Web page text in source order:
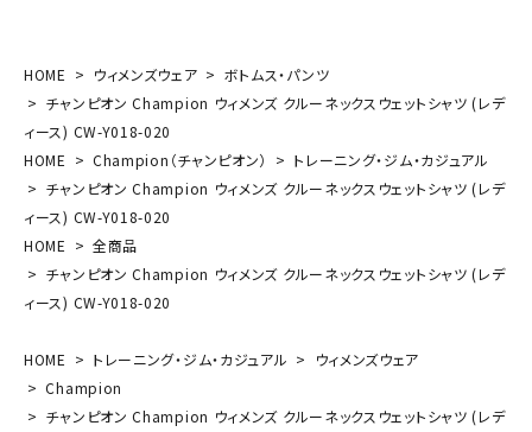
HOME ウィメンズウェア
ボトムス・パンツ
チャンピオン Champion ウィメンズ クルーネックスウェットシャツ (レデ
ィース) CW-Y018-020
HOME
Champion（チャンピオン）
トレーニング・ジム・カジュアル
チャンピオン Champion ウィメンズ クルーネックスウェットシャツ (レデ
ィース) CW-Y018-020
HOME
全商品
チャンピオン Champion ウィメンズ クルーネックスウェットシャツ (レデ
ィース) CW-Y018-020
HOME トレーニング・ジム・カジュアル
ウィメンズウェア
Champion
チャンピオン Champion ウィメンズ クルーネックスウェットシャツ (レデ